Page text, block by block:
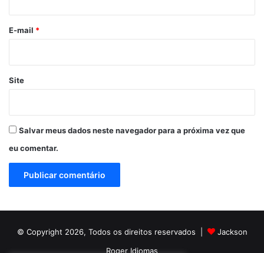
*
E-mail *
Site
Salvar meus dados neste navegador para a próxima vez que
eu comentar.
© Copyright 2026, Todos os direitos reservados |
Jackson
Roger Idiomas